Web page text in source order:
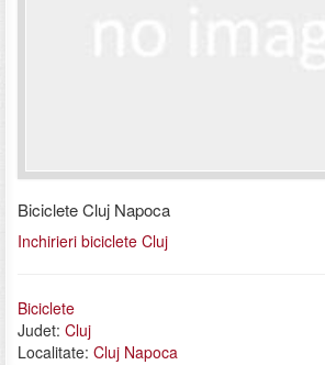
Biciclete Cluj Napoca
Inchirieri biciclete Cluj
Biciclete
Judet: Cluj
Localitate: Cluj Napoca